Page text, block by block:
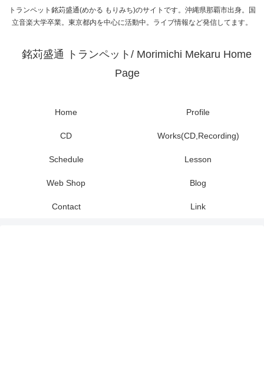
トランペット銘苅盛通(めかる もりみち)のサイトです。沖縄県那覇市出身。国
立音楽大学卒業。東京都内を中心に活動中。ライブ情報など発信してます。
銘苅盛通 トランペット/ Morimichi Mekaru Home
Page
Home Profile
CD Works(CD,Recording)
Schedule Lesson
Web Shop Blog
Contact Link